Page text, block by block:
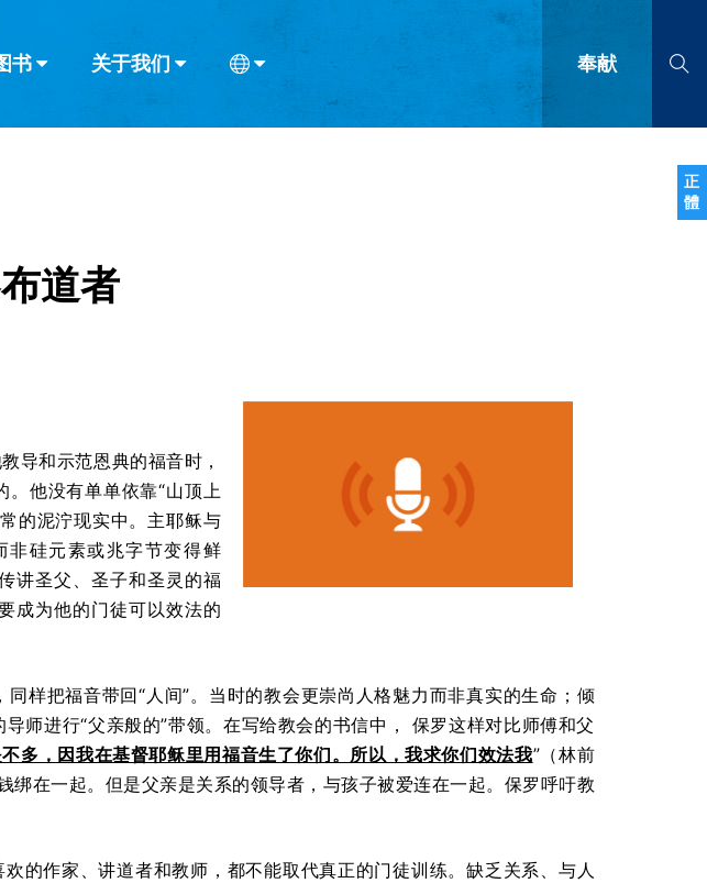
正
體
书 关于我们 奉献
道者
导和示范恩典的福音时，
。他没有单单依靠“山顶上
的泥泞现实中。主耶稣与
非硅元素或兆字节变得鲜
讲圣父、圣子和圣灵的福
成为他的门徒可以效法的
样把福音带回“人间”。当时的教会更崇尚人格魅力而非真实的生命；倾
师进行“父亲般的”带领。在写给教会的书信中， 保罗这样对比师傅和父
多，因我在基督耶稣里用福音生了你们。所以，我求你们效法我”（林前
在一起。但是父亲是关系的领导者，与孩子被爱连在一起。保罗呼吁教
的作家、讲道者和教师，都不能取代真正的门徒训练。缺乏关系、与人